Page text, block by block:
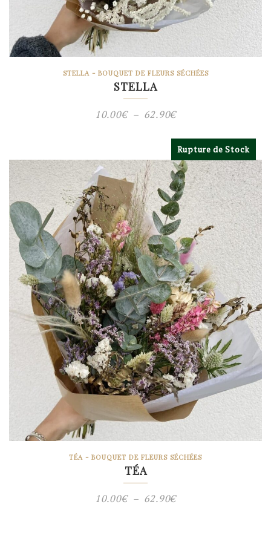
STELLA - BOUQUET DE FLEURS SÉCHÉES
STELLA
10.00€ – 62.90€Plage
prix :
10.00€
à
62.90€
Rupture de Stock
TÉA - BOUQUET DE FLEURS SÉCHÉES
TÉA
10.00€ – 62.90€Plage